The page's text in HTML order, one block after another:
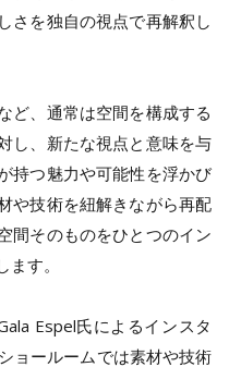
さを独自の視点で再解釈し
ど、通常は空間を構成する
し、新たな視点と意味を与
持つ魅力や可能性を浮かび
や技術を紐解きながら再配
間そのものをひとつのイン
す。
Espel氏によるインスタ
ョールームでは素材や技術